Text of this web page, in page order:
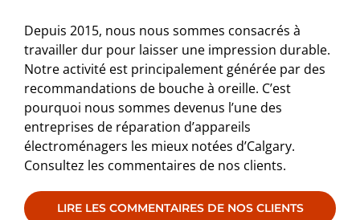
Depuis 2015, nous nous sommes consacrés à
travailler dur pour laisser une impression durable.
Notre activité est principalement générée par des
recommandations de bouche à oreille. C’est
pourquoi nous sommes devenus l’une des
entreprises de réparation d’appareils
électroménagers les mieux notées d’Calgary.
Consultez les commentaires de nos clients.
LIRE LES COMMENTAIRES DE NOS CLIENTS